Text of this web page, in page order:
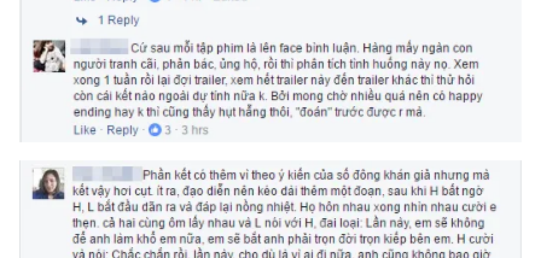
THỜI BÁO VTV
Theo dõi báo trên
Cơ quan chủ quản:Đài Truyền hình Việt Nam